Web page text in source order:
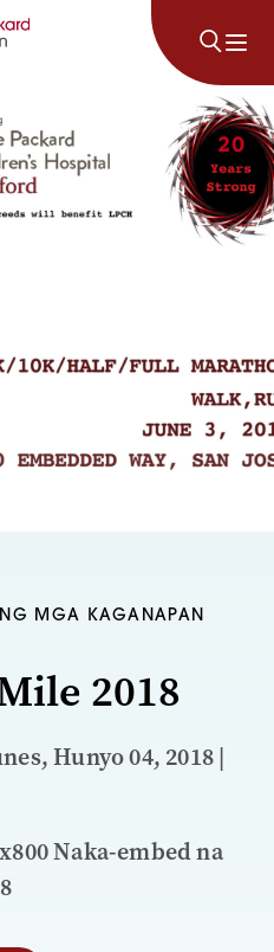
MGA KAGANAPAN
2018
Hunyo 04, 2018 |
Naka-embed na